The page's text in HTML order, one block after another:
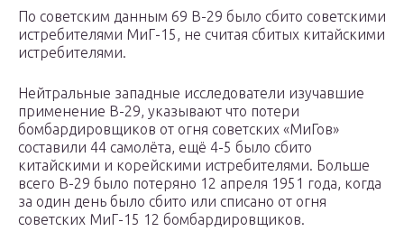
По советским данным 69 B-29 было сбито советскими
истребителями МиГ-15, не считая сбитых китайскими
истребителями.
Нейтральные западные исследователи изучавшие
применение B-29, указывают что потери
бомбардировщиков от огня советских «МиГов»
составили 44 самолёта, ещё 4-5 было сбито
китайскими и корейскими истребителями. Больше
всего B-29 было потеряно 12 апреля 1951 года, когда
за один день было сбито или списано от огня
советских МиГ-15 12 бомбардировщиков.